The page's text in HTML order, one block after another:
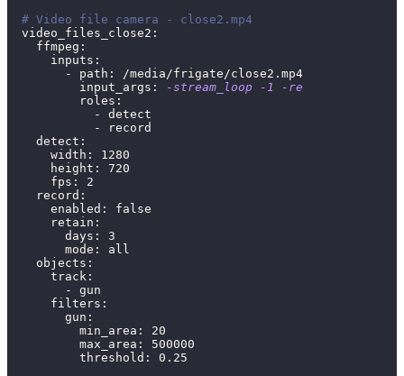
# Video file camera - close2.mp4
  video_files_close2:
    ffmpeg:
      inputs:
        - path: /media/frigate/close2.mp4
          input_args:
-stream_loop -1
-re
          roles:
            - detect
            - record
    detect:
      width:
1280
      height:
720
      fps:
2
    record:
      enabled:
false
      retain:
        days:
3
        mode: all
    objects:
      track:
        - gun
      filters:
        gun:
          min_area:
20
          max_area:
500000
          threshold:
0.25